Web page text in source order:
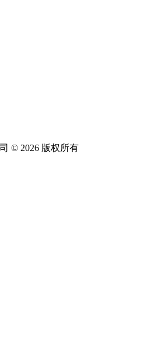
© 2026 版权所有